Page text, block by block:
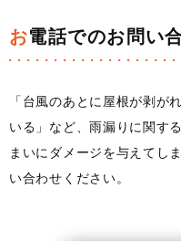
お電話でのお問い
「台風のあとに屋根が剥が
いる」など、雨漏りに関す
まいにダメージを与えてし
い合わせください。